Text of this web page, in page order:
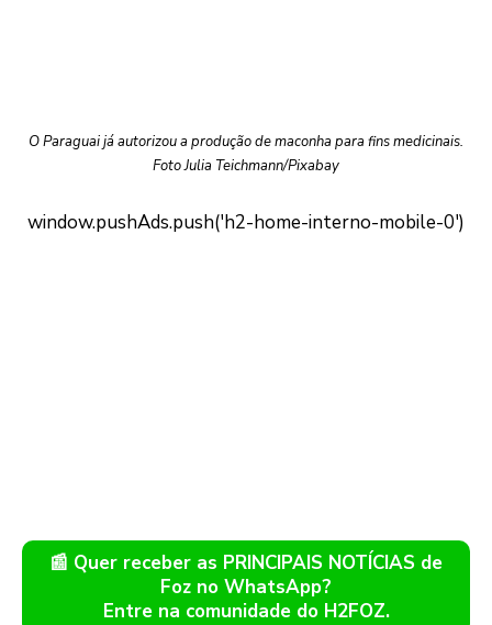
O Paraguai já autorizou a produção de maconha para fins medicinais.
Foto Julia Teichmann/Pixabay
📰 Quer receber as PRINCIPAIS NOTÍCIAS de
Foz no WhatsApp?
Entre na comunidade do H2FOZ.